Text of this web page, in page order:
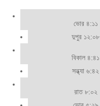
ভোর ৪:১১
দুপুর ১২:০৮
বিকাল ৪:৪১
সন্ধ্যা ৬:৪২
রাত ৮:০২